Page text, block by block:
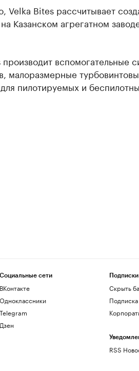
Velka Bites рассчитывает
Казанском агрегатном
вспомогательные
малоразмерные
пилотируемых и
Социальные сети
ВКонтакте
Одноклассники
Telegram
Дзен
Подписки
Скрыть
RSS